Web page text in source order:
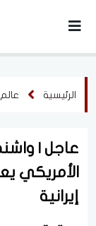
الرئيسية عالم
عاجل |
الأمريكي
إيرانية